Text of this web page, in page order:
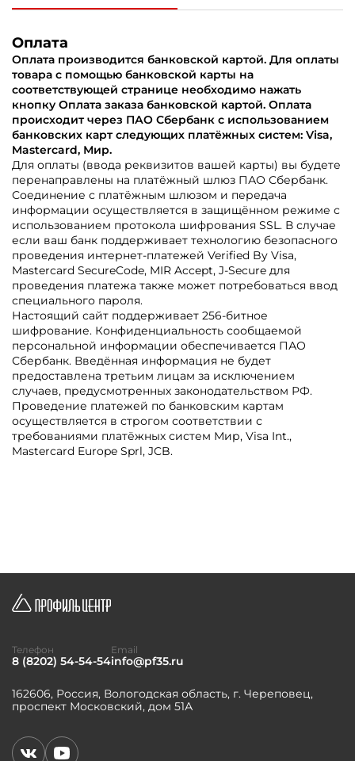
Оплата
Оплата производится банковской картой. Для оплаты
товара с помощью банковской карты на
соответствующей странице необходимо нажать
кнопку Оплата заказа банковской картой. Оплата
происходит через ПАО Сбербанк с использованием
банковских карт следующих платёжных систем: Visa,
Mastercard, Мир.
Для оплаты (ввода реквизитов вашей карты) вы будете
перенаправлены на платёжный шлюз ПАО Сбербанк.
Соединение с платёжным шлюзом и передача
информации осуществляется в защищённом режиме с
использованием протокола шифрования SSL. В случае
если ваш банк поддерживает технологию безопасного
проведения интернет-платежей Verified By Visa,
Mastercard SecureCode, MIR Accept, J-Secure для
проведения платежа также может потребоваться ввод
специального пароля.
Настоящий сайт поддерживает 256-битное
шифрование. Конфиденциальность сообщаемой
персональной информации обеспечивается ПАО
Сбербанк. Введённая информация не будет
предоставлена третьим лицам за исключением
случаев, предусмотренных законодательством РФ.
Проведение платежей по банковским картам
осуществляется в строгом соответствии с
требованиями платёжных систем Мир, Visa Int.,
Mastercard Europe Sprl, JCB.
162606, Россия, Вологодская область, г. Череповец,
проспект Московский, дом 51А
Телефон
8 (8202) 54-54-54
Email
info@pf35.ru